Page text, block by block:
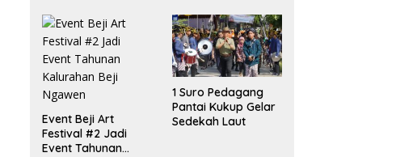
Wisatawan Padusan
Event Beji Art
Festival #2 Jadi
Event Tahunan
1 Suro Pedagang
Pantai Kukup Gelar
Sedekah Laut